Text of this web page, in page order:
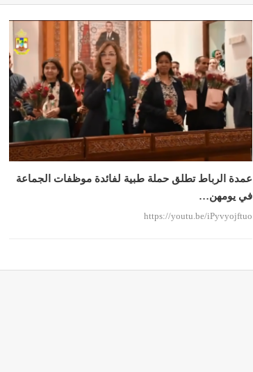
عمدة الرباط تطلق حملة طبية لفائدة موظفات الجماعة
في يومهن…
https://youtu.be/iPyvyojftuo